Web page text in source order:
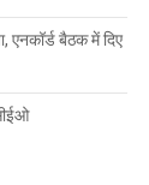
बैठक में दिए